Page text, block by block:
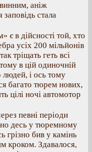
аніж
стала
є в дійсності той, хто
усіх 200 мільйонів
тріщать геть всі
в цій одиночній
людей, і ось тому
багато тюрем нових,
цілі ночі автомотор
певні періоди
десь у тюремному
грізно бив у камінь
кроком. Здавалося,